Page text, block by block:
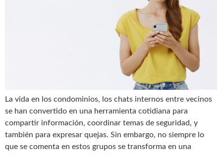
La vida en los condominios, los chats internos entre vecinos
se han convertido en una herramienta cotidiana para
compartir información, coordinar temas de seguridad, y
también para expresar quejas. Sin embargo, no siempre lo
que se comenta en estos grupos se transforma en una